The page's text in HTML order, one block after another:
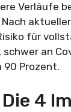
Verläufe
für
an
90 Prozent.
4